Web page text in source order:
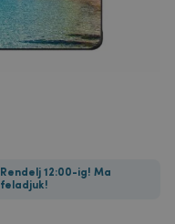
Rendelj 12:00-ig! Ma
feladjuk!